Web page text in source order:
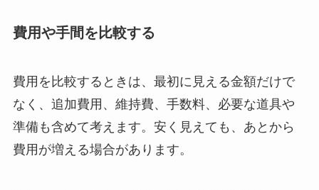
費用や手間を比較する
費用を比較するときは、最初に見える金額だけで
なく、追加費用、維持費、手数料、必要な道具や
準備も含めて考えます。安く見えても、あとから
費用が増える場合があります。